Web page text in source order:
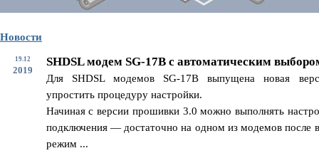
Новости
19.12
2019
SHDSL модем SG-17B с автоматическим
Для SHDSL модемов SG-17B выпущена новая
упростить процедуру настройки.
Начиная с версии прошивки 3.0 можно выполнять
подключения — достаточно на одном из модемов после
режим ...